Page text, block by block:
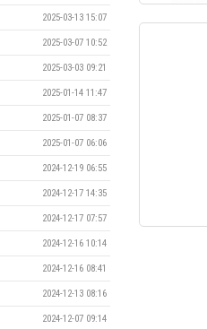
2025-03-13 15:07
2025-03-07 10:52
2025-03-03 09:21
2025-01-14 11:47
2025-01-07 08:37
2025-01-07 06:06
2024-12-19 06:55
2024-12-17 14:35
2024-12-17 07:57
2024-12-16 10:14
2024-12-16 08:41
2024-12-13 08:16
2024-12-07 09:14